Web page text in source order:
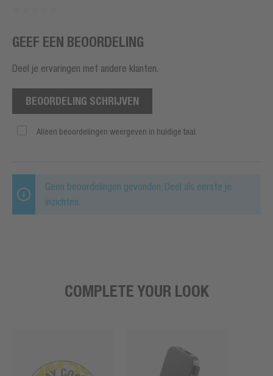
GEEF EEN BEOORDELING
Deel je ervaringen met andere klanten.
BEOORDELING SCHRIJVEN
Alleen beoordelingen weergeven in huidige taal.
Geen beoordelingen gevonden. Deel als eerste je
inzichten.
COMPLETE YOUR LOOK